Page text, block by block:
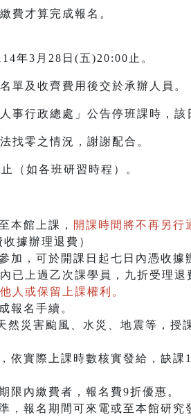
費才算完成報名。
年3月28日(五)20:00止。
單及收齊費用後交於承辦人員。
行政總處」公告停班課時，該
找零之情況，謝謝配合。
（如各班研習時程）。
本館上課， 開課時間將不再另行
據辦理退費）
加，可於開課日起七日內憑收據
已上過乙次課學員，九折受理
人或保留上課權利。
報名手續。
災害颱風、水災、地震等，授
實際上課時數核實發給，缺課
限內繳費者，報名費9折優惠。
，報名期間可來電或至本館研究